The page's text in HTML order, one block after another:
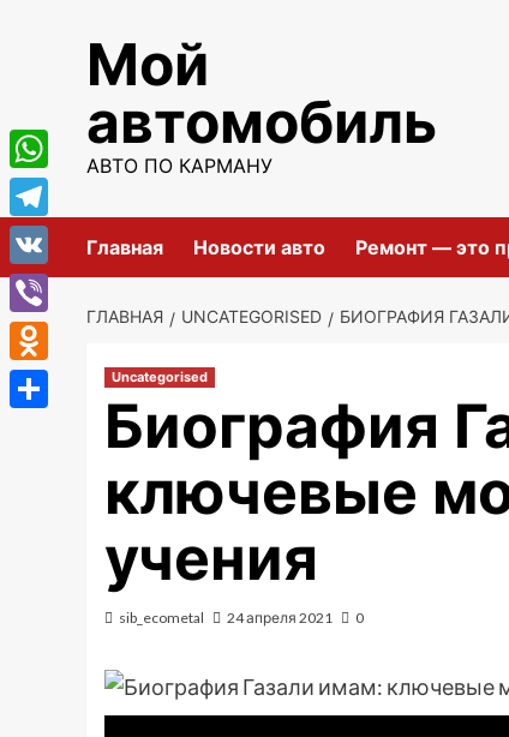
содержимомуМой
автомобиль
АВТО ПО КАРМАНУ
Главная Новости авто Ремонт — это
ГЛАВНАЯ UNCATEGORISED БИОГРАФИЯ
Uncategorised
Биография
ключевые
учения
sib_ecometal 24 апреля 2021 0
WhatsApp
Telegram
VK
Viber
Odnoklassniki